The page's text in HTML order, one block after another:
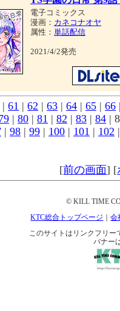
電子コミックス
漫画： カネコナオヤ
属性： 単話配信
2021/4/2発売
| 61 | 62 | 63 | 64 | 65 | 66
| 80 | 81 | 82 | 83 | 84 |
| 98 | 99 | 100 | 101 | 102
[前の画面] [
© KILL TIME
KTC総合トップページ
｜会
このサイトはリンクフリー
バナー